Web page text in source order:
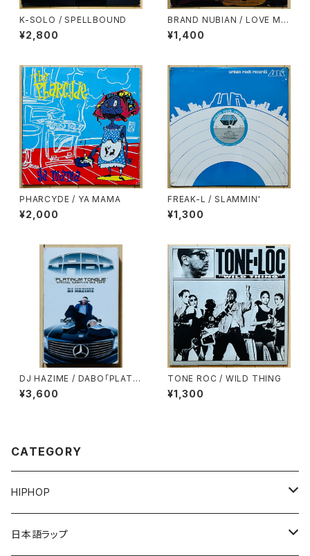
K-SOLO / SPELLBOUND
¥2,800
BRAND NUBIAN / LOVE ME
OR LEAVE ME ALONE
¥1,400
PHARCYDE / YA MAMA
¥2,000
FREAK-L / SLAMMIN'
¥1,300
DJ HAZIME / DABO「PLATIN
UM TONGUE」SPECIAL SA
MPLER MIXTAPE
¥3,600
TONE ROC / WILD THING
¥1,300
CATEGORY
HIPHOP
12"/7"
日本語ラップ